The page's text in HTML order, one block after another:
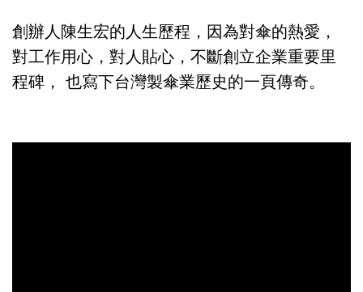
創辦人陳生宏的人生歷程，因為對傘的熱愛，
對工作用心，對人貼心，不斷創立企業重要里
程碑， 也寫下台灣製傘業歷史的一頁傳奇。